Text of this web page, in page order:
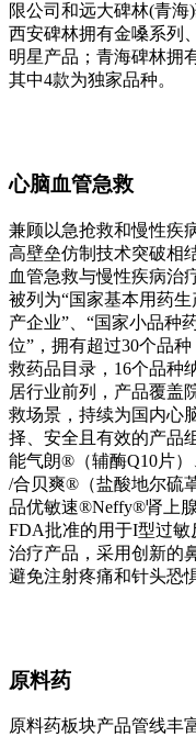
限公司和远大碑林(青海
西安碑林拥有金嗓系列
明星产品；青海碑林拥
其中4款为独家品种。
心脑血管急救
兼顾以急抢救和慢性疾
高壁垒仿制技术突破相
血管急救与慢性疾病治
被列为“国家基本用药
产企业”、“国家小品种
位”，拥有超过30个品
救药品目录，16个品种
居行业前列，产品覆盖
救场景，持续为国内心
择、安全且有效的产品
能气朗®（辅酶Q10片
/合贝爽®（盐酸地尔硫
品优敏速®Neffy®肾上
FDA批准的用于I型过
治疗产品，采用创新的
避免注射疼痛和针头恐
原料药
原料药板块产品管线丰